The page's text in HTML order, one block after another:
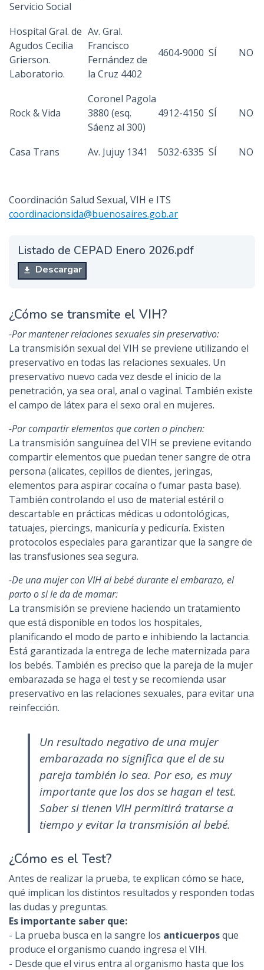
Servicio Social
Hospital Gral. de
Agudos Cecilia
Grierson.
Laboratorio.
Av. Gral.
Francisco
Fernández de
la Cruz 4402
4604-9000 SÍ NO
Rock & Vida
Coronel Pagola
3880 (esq.
Sáenz al 300)
4912-4150 SÍ NO
Casa Trans Av. Jujuy 1341 5032-6335 SÍ NO
Coordinación Salud Sexual, VIH e ITS
coordinacionsida@buenosaires.gob.ar
Listado de CEPAD Enero 2026.pdf
Descargar
¿Cómo se transmite el VIH?
-Por mantener relaciones sexuales sin preservativo:
La transmisión sexual del VIH se previene utilizando el
preservativo en todas las relaciones sexuales. Un
preservativo nuevo cada vez desde el inicio de la
penetración, ya sea oral, anal o vaginal. También existe
el campo de látex para el sexo oral en mujeres.
-Por compartir elementos que corten o pinchen:
La transmisión sanguínea del VIH se previene evitando
compartir elementos que puedan tener sangre de otra
persona (alicates, cepillos de dientes, jeringas,
elementos para aspirar cocaína o fumar pasta base).
También controlando el uso de material estéril o
descartable en prácticas médicas u odontológicas,
tatuajes, piercings, manicuría y pedicuría. Existen
protocolos especiales para garantizar que la sangre de
las transfusiones sea segura.
-De una mujer con VIH al bebé durante el embarazo, el
parto o si le da de mamar:
La transmisión se previene haciendo un tratamiento
que está disponible en todos los hospitales,
planificando el modo de parto e inhibiendo la lactancia.
Está garantizada la entrega de leche maternizada para
los bebés. También es preciso que la pareja de la mujer
embarazada se haga el test y se recomienda usar
preservativo en las relaciones sexuales, para evitar una
reinfección.
Un resultado negativo de una mujer
embarazada no significa que el de su
pareja también lo sea. Por eso, es muy
importante que los dos se hagan el test.
Saber si tienen VIH permitirá tratarse a
tiempo y evitar la transmisión al bebé.
¿Cómo es el Test?
Antes de realizar la prueba, te explican cómo se hace,
qué implican los distintos resultados y responden todas
las dudas y preguntas.
Es importante saber que:
- La prueba busca en la sangre los anticuerposque
produce el organismo cuando ingresa el VIH.
- Desde que el virus entra al organismo hasta que los